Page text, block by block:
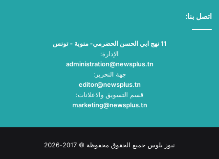
اتصل بنا:
11 نهج ابي الحسن الحضرمي- منوبة - تونس
الإدارة:
administration@newsplus.tn
جهة التحرير:
editor@newsplus.tn
قسم التسويق والاعلانات:
marketing@newsplus.tn
نيوز بلوس جميع الحقوق محفوظة © 2017-2026